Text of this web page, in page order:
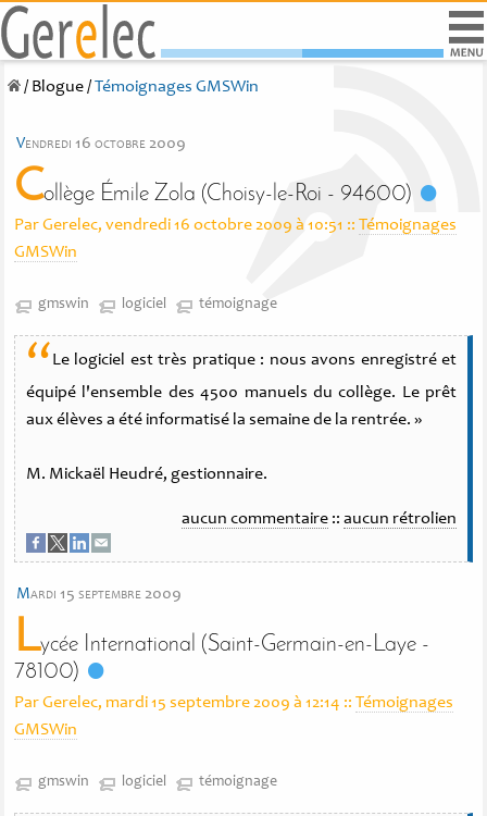
/ Blogue/Témoignages GMSWin
vendredi 16 octobre 2009
Collège Émile Zola (Choisy-le-Roi - 94600)
Par Gerelec, vendredi 16 octobre 2009 à 10:51 :: Témoignages
GMSWin
gmswin logiciel témoignage
“ Le logiciel est très pratique : nous avons enregistré et
équipé l'ensemble des 4500 manuels du collège. Le prêt
aux élèves a été informatisé la semaine de la rentrée. »
M. Mickaël Heudré, gestionnaire.
aucun commentaire :: aucun rétrolien
mardi 15 septembre 2009
Lycée International (Saint-Germain-en-Laye -
78100)
Par Gerelec, mardi 15 septembre 2009 à 12:14 :: Témoignages
GMSWin
gmswin logiciel témoignage